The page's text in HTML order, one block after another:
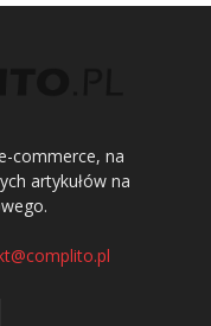
commerce, na
artykułów na